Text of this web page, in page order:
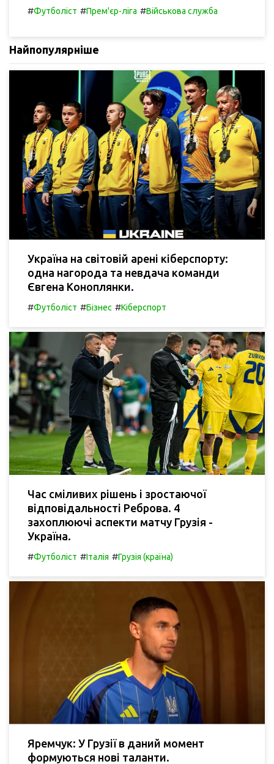
#Футболіст #Прем'єр-ліга #Військова служба
Найпопулярніше
Україна на світовій арені кіберспорту:
одна нагорода та невдача команди
Євгена Коноплянки.
#Футболіст #Бізнес #Кіберспорт
Час сміливих рішень і зростаючої
відповідальності Реброва. 4
захоплюючі аспекти матчу Грузія -
Україна.
#Футболіст #Італія #Грузія (країна)
Яремчук: У Грузії в даний момент
формуються нові таланти.